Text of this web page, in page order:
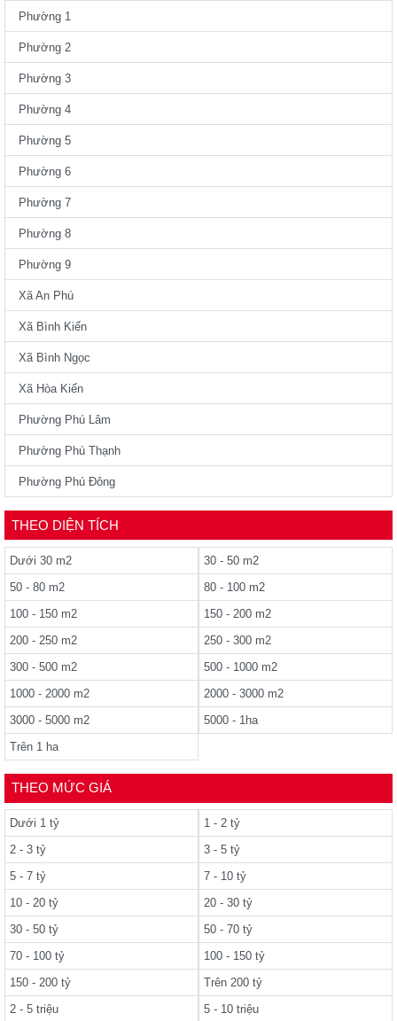
Phường 1
Phường 2
Phường 3
Phường 4
Phường 5
Phường 6
Phường 7
Phường 8
Phường 9
Xã An Phú
Xã Bình Kiến
Xã Bình Ngọc
Xã Hòa Kiến
Phường Phú Lâm
Phường Phú Thạnh
Phường Phú Đông
THEO DIỆN TÍCH
Dưới 30 m2
30 - 50 m2
50 - 80 m2
80 - 100 m2
100 - 150 m2
150 - 200 m2
200 - 250 m2
250 - 300 m2
300 - 500 m2
500 - 1000 m2
1000 - 2000 m2
2000 - 3000 m2
3000 - 5000 m2
5000 - 1ha
Trên 1 ha
THEO MỨC GIÁ
Dưới 1 tỷ
1 - 2 tỷ
2 - 3 tỷ
3 - 5 tỷ
5 - 7 tỷ
7 - 10 tỷ
10 - 20 tỷ
20 - 30 tỷ
30 - 50 tỷ
50 - 70 tỷ
70 - 100 tỷ
100 - 150 tỷ
150 - 200 tỷ
Trên 200 tỷ
2 - 5 triệu
5 - 10 triệu